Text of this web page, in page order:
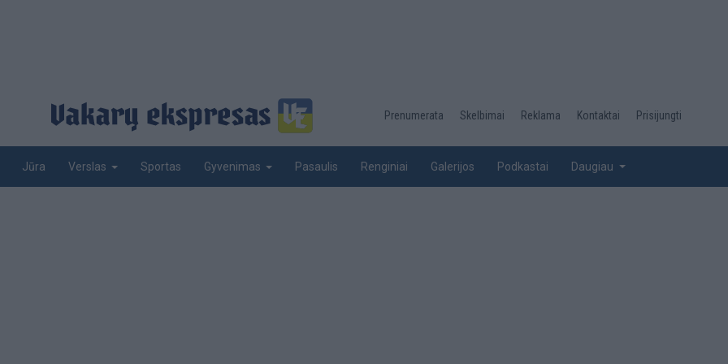
Desktop
top
Prenumerata Skelbimai Reklama Kontaktai Prisijungti
Jūra Verslas Sportas Gyvenimas Pasaulis Renginiai Galerijos Podkastai Daugiau